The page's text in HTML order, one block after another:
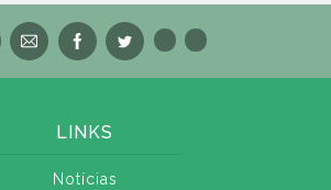
LINKS
Notícias